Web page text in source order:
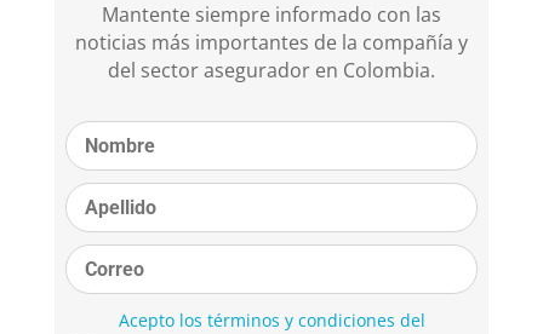
Mantente siempre informado con las
noticias más importantes de la compañía y
del sector asegurador en Colombia.
Acepto los términos y condiciones del